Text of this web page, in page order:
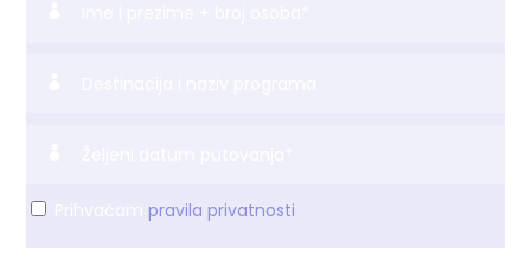
pravila privatnosti